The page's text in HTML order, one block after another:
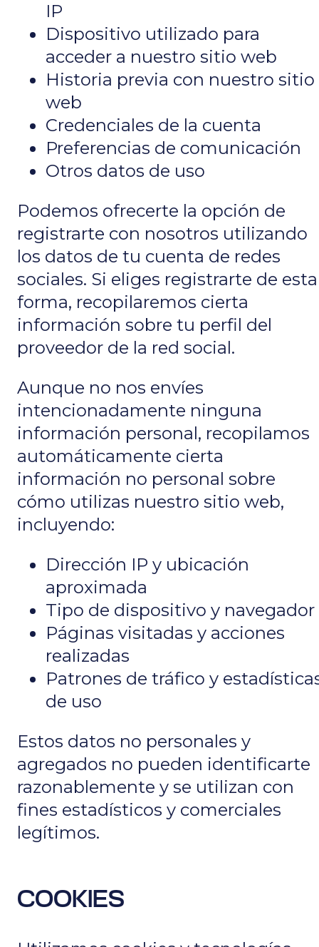
IP
Dispositivo utilizado para
acceder a nuestro sitio web
Historia previa con nuestro sitio
web
Credenciales de la cuenta
Preferencias de comunicación
Otros datos de uso
Podemos ofrecerte la opción de
registrarte con nosotros utilizando
los datos de tu cuenta de redes
sociales. Si eliges registrarte de esta
forma, recopilaremos cierta
información sobre tu perfil del
proveedor de la red social.
Aunque no nos envíes
intencionadamente ninguna
información personal, recopilamos
automáticamente cierta
información no personal sobre
cómo utilizas nuestro sitio web,
incluyendo:
Dirección IP y ubicación
aproximada
Tipo de dispositivo y navegador
Páginas visitadas y acciones
realizadas
Patrones de tráfico y
de uso
Estos datos no personales y
agregados no pueden identificarte
razonablemente y se utilizan con
fines estadísticos y comerciales
legítimos.
COOKIES